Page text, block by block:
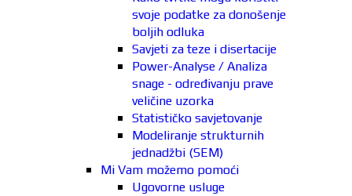
svoje podatke za donošenje
boljih odluka
Savjeti za teze i disertacije
Power-Analyse / Analiza
snage - određivanju prave
veličine uzorka
Statističko savjetovanje
Modeliranje strukturnih
jednadžbi (SEM)
Mi Vam možemo pomoći
Ugovorne usluge